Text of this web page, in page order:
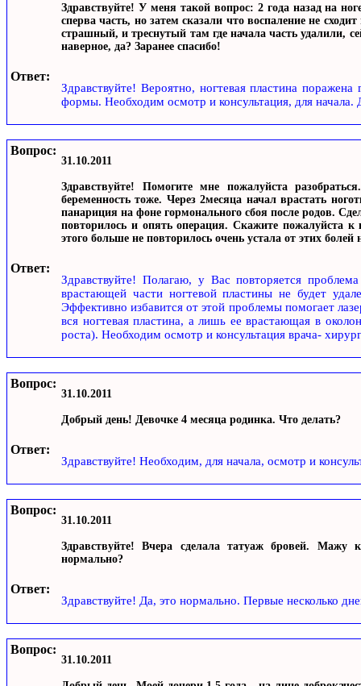
Здравствуйте! У меня такой вопрос: 2 года назад на
сперва часть, но затем сказали что воспаление не
страшный, и треснутый там где начала часть удалили,
наверное, да? Заранее спасибо!
Ответ:
Здравствуйте! Вероятно, ногтевая пластина
формы. Необходим осмотр и консультация, для начала.
Вопрос:
31.10.2011
Здравствуйте! Помогите мне пожалуйста
беременность тоже. Через 2месяца начал врастать
панариция на фоне гормонального сбоя после родов.
повторилось и опять операция. Скажите пожалуйста
этого больше не повторилось очень устала от этих
Ответ:
Здравствуйте! Полагаю, у Вас повторяется
врастающей части ногтевой пластины не будет
Эффективно избавится от этой проблемы помогает
вся ногтевая пластина, а лишь ее врастающая в
роста). Необходим осмотр и консультация врача-
Вопрос:
31.10.2011
Добрый день! Девочке 4 месяца родинка. Что делать?
Ответ:
Здравствуйте! Необходим, для начала, осмотр и
Вопрос:
31.10.2011
Здравствуйте! Вчера сделала татуаж бровей. Мажу
нормально?
Ответ:
Здравствуйте! Да, это нормально. Первые несколько
Вопрос:
31.10.2011